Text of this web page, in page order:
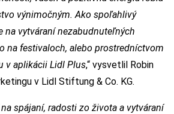
výnimočným. Ako spoľahlivý
na vytváraní nezabudnuteľných
na festivaloch, alebo prostredníctvom
v aplikácii Lidl Plus,“ vysvetlil Robin
v Lidl Stiftung & Co. KG.
spájaní, radosti zo života a vytváraní